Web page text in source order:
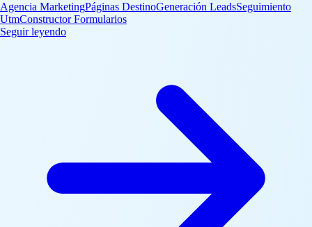
Agencia MarketingPáginas DestinoGeneración LeadsSeguimiento
UtmConstructor Formularios
Seguir leyendo: Construye Páginas de Destino de Alta Conversión en